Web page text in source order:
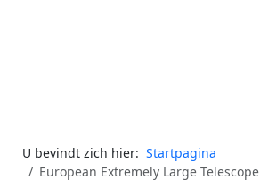
U bevindt zich hier: Startpagina
European Extremely Large Telescope